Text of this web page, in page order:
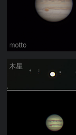
motto
木星